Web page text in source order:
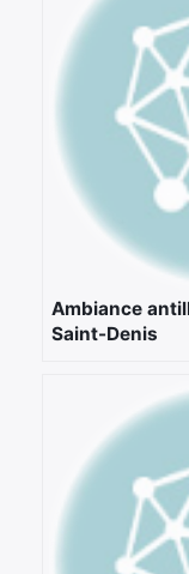
Ambiance
Saint-Denis
Rechercher